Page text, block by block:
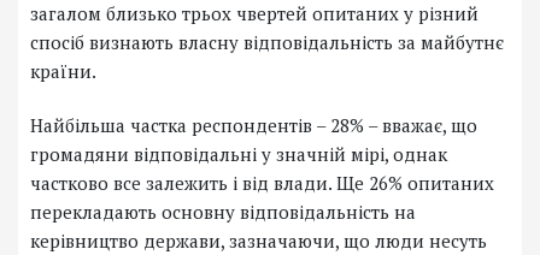
загалом близько трьох чвертей опитаних у різний
спосіб визнають власну відповідальність за майбутнє
країни.
Найбільша частка респондентів – 28% – вважає, що
громадяни відповідальні у значній мірі, однак
частково все залежить і від влади. Ще 26% опитаних
перекладають основну відповідальність на
керівництво держави, зазначаючи, що люди несуть